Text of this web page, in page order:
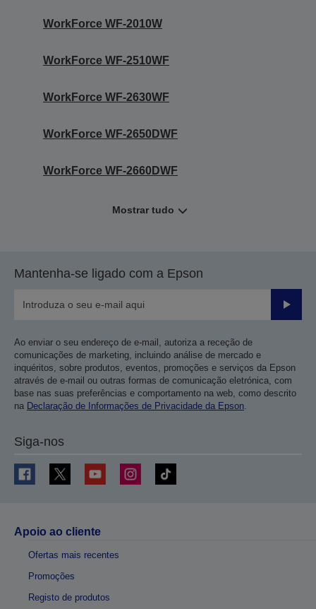
WorkForce WF-2010W
WorkForce WF-2510WF
WorkForce WF-2630WF
WorkForce WF-2650DWF
WorkForce WF-2660DWF
Mostrar tudo
Mantenha-se ligado com a Epson
Enviar
Ao enviar o seu endereço de e-mail, autoriza a receção de
comunicações de marketing, incluindo análise de mercado e
inquéritos, sobre produtos, eventos, promoções e serviços da Epson
através de e-mail ou outras formas de comunicação eletrónica, com
base nas suas preferências e comportamento na web, como descrito
na Declaração de Informações de Privacidade da Epson
Siga-nos
Apoio ao cliente
Ofertas mais recentes
Promoções
Registo de produtos